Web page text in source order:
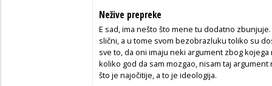
Nežive prepreke
E sad, ima nešto što mene tu dodatno
slični, a u tome svom bezobrazluku toliko su
sve to, da oni imaju neki argument zbog
koliko god da sam mozgao, nisam taj
što je najočitije, a to je ideologija.